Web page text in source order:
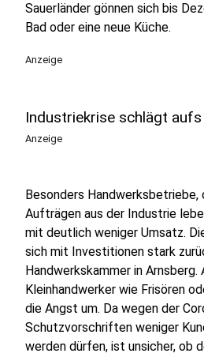
Sauerländer gönnen sich bis
Bad oder eine neue Küche.
Anzeige
Industriekrise schlägt
Anzeige
Besonders Handwerksbetriebe,
Aufträgen aus der Industrie
mit deutlich weniger Umsatz.
sich mit Investitionen stark
Handwerkskammer in Arnsberg.
Kleinhandwerker wie Frisören
die Angst um. Da wegen der
Schutzvorschriften weniger
werden dürfen, ist unsicher, ob